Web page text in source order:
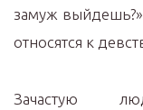
замуж
относятся к
Зачастую